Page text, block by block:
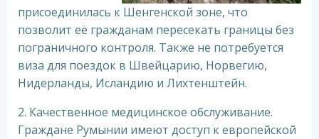
присоединилась к Шенгенской зоне, что
позволит её гражданам пересекать границы без
пограничного контроля. Также не потребуется
виза для поездок в Швейцарию, Норвегию,
Нидерланды, Исландию и Лихтенштейн.
2. Качественное медицинское обслуживание.
Граждане Румынии имеют доступ к европейской